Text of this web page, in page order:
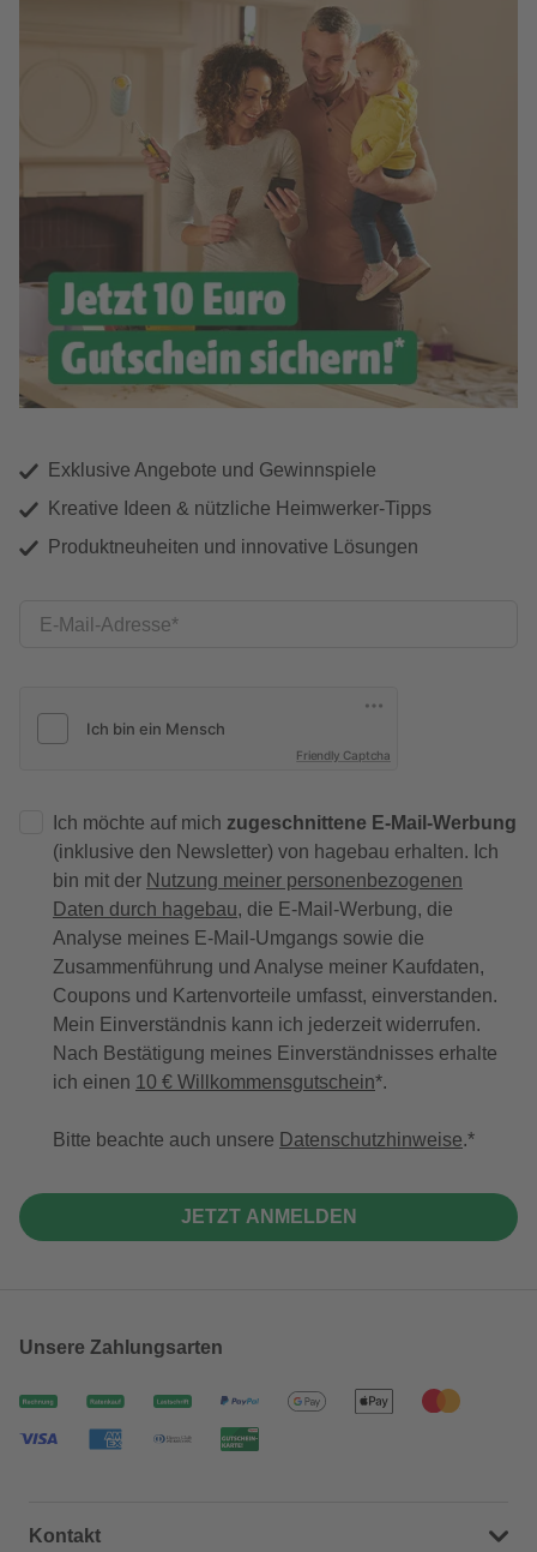
Exklusive Angebote und Gewinnspiele
Kreative Ideen & nützliche Heimwerker-Tipps
Produktneuheiten und innovative Lösungen
E-Mail-Adresse
Friendly Captcha
Ich möchte auf mich zugeschnittene E-Mail-Werbung
(inklusive den Newsletter) von hagebau erhalten. Ich
bin mit der Nutzung meiner personenbezogenen
Daten durch hagebau, die E-Mail-Werbung, die
Analyse meines E-Mail-Umgangs sowie die
Zusammenführung und Analyse meiner Kaufdaten,
Coupons und Kartenvorteile umfasst, einverstanden.
Mein Einverständnis kann ich jederzeit widerrufen.
Nach Bestätigung meines Einverständnisses erhalte
ich einen 10 € Willkommensgutschein*.
Bitte beachte auch unsere Datenschutzhinweise.
JETZT ANMELDEN
Unsere Zahlungsarten
Kontakt